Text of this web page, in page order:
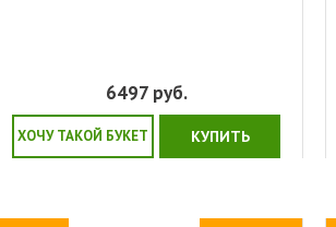
6497руб.
ХОЧУ ТАКОЙ БУКЕТ КУПИТЬ